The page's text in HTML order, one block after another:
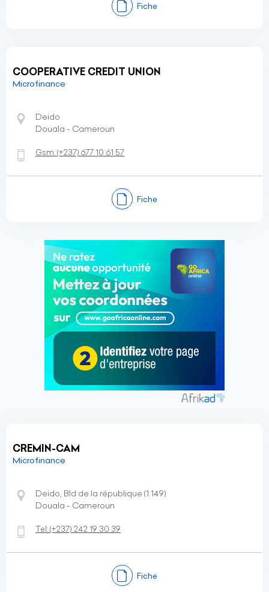
Fiche
COOPERATIVE CREDIT UNION
Microfinance
Deido
Douala - Cameroun
Gsm:(+237) 677 10 61 57
Fiche
CREMIN-CAM
Microfinance
Deido, Bld de la république (1.149)
Douala - Cameroun
Tel:(+237) 242 19 30 39
Fiche